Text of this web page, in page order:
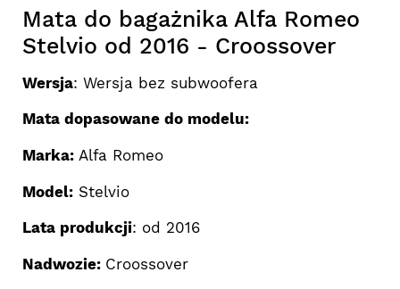
Mata do bagażnika Alfa Romeo
Stelvio od 2016 - Croossover
Wersja: Wersja bez subwoofera
Mata dopasowane do modelu:
Marka: Alfa Romeo
Model: Stelvio
Lata produkcji: od 2016
Nadwozie: Croossover